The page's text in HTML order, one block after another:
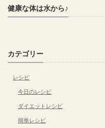
健康な体は水から♪
カテゴリー
レシピ
今日のレシピ
ダイエットレシピ
簡単レシピ